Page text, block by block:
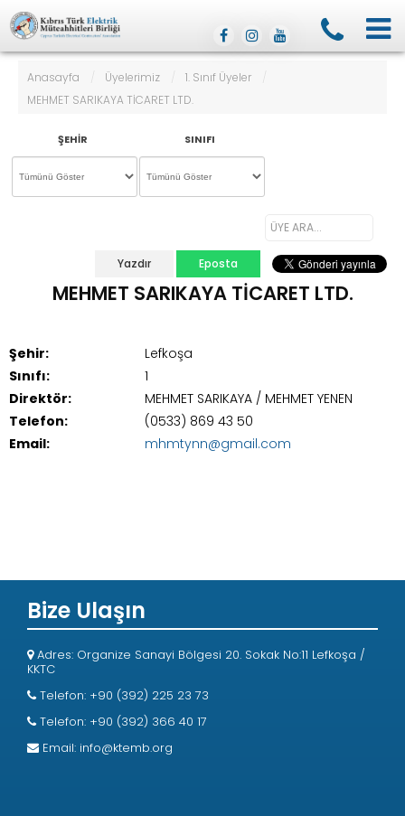
Anasayfa / Üyelerimiz / 1. Sınıf Üyeler
/
MEHMET SARIKAYA TİCARET LTD.
ŞEHIR SINIFI
Yazdır Eposta
MEHMET SARIKAYA TİCARET LTD.
Şehir:
Lefkoşa
Sınıfı:
1
Direktör:
MEHMET SARIKAYA / MEHMET YENEN
Telefon:
(0533) 869 43 50
Email:
mhmtynn@gmail.com
Bize Ulaşın
Adres: Organize Sanayi Bölgesi 20. Sokak No:11 Lefkoşa /
KKTC
Telefon: +90 (392) 225 23 73
Telefon: +90 (392) 366 40 17
Email: info@ktemb.org